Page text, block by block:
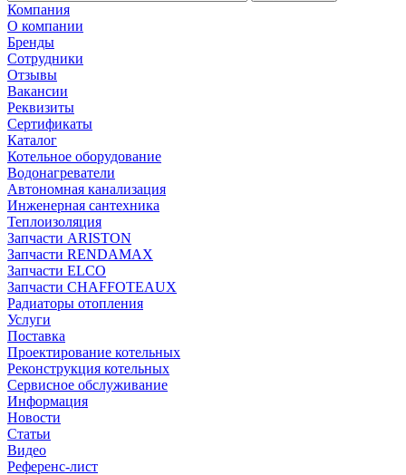
Компания
О компании
Бренды
Сотрудники
Отзывы
Вакансии
Реквизиты
Сертификаты
Каталог
Котельное оборудование
Водонагреватели
Автономная канализация
Инженерная сантехника
Теплоизоляция
Запчасти ARISTON
Запчасти RENDAMAX
Запчасти ELCO
Запчасти CHAFFOTEAUX
Радиаторы отопления
Услуги
Поставка
Проектирование котельных
Реконструкция котельных
Сервисное обслуживание
Информация
Новости
Статьи
Видео
Референс-лист